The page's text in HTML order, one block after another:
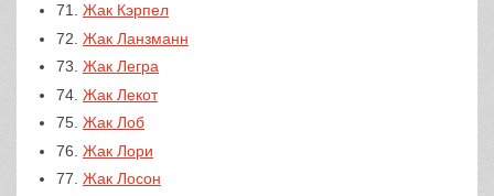
71. Жак Кэрпел
72. Жак Ланзманн
73. Жак Легра
74. Жак Лекот
75. Жак Лоб
76. Жак Лори
77. Жак Лосон